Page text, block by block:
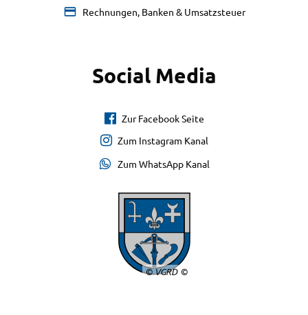
Rechnungen, Banken & Umsatzsteuer
Social Media
Zur Facebook Seite
Zum Instagram Kanal
Zum WhatsApp Kanal
© VGRD